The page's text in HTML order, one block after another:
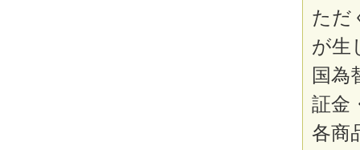
ただ
が生
国為
証金
各商